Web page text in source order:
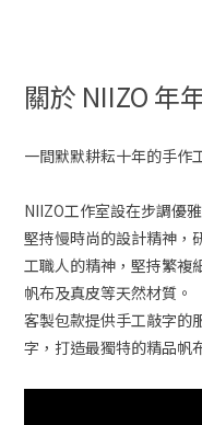
關於 NIIZO 年
一間默默耕耘十年的手作
NIIZO工作室設在步調優
堅持慢時尚的設計精神，
工職人的精神，堅持繁複
帆布及真皮等天然材質。
客製包款提供手工敲字的
字，打造最獨特的精品帆